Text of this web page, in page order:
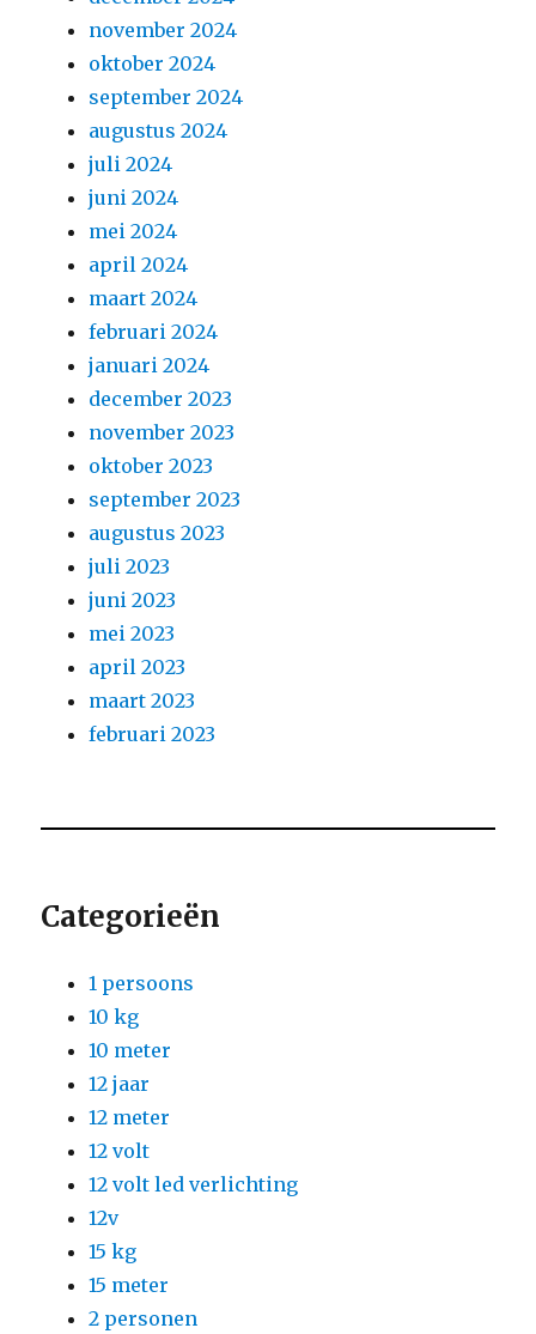
november 2024
oktober 2024
september 2024
augustus 2024
juli 2024
juni 2024
mei 2024
april 2024
maart 2024
februari 2024
januari 2024
december 2023
november 2023
oktober 2023
september 2023
augustus 2023
juli 2023
juni 2023
mei 2023
april 2023
maart 2023
februari 2023
Categorieën
1 persoons
10 kg
10 meter
12 jaar
12 meter
12 volt
12 volt led verlichting
12v
15 kg
15 meter
2 personen